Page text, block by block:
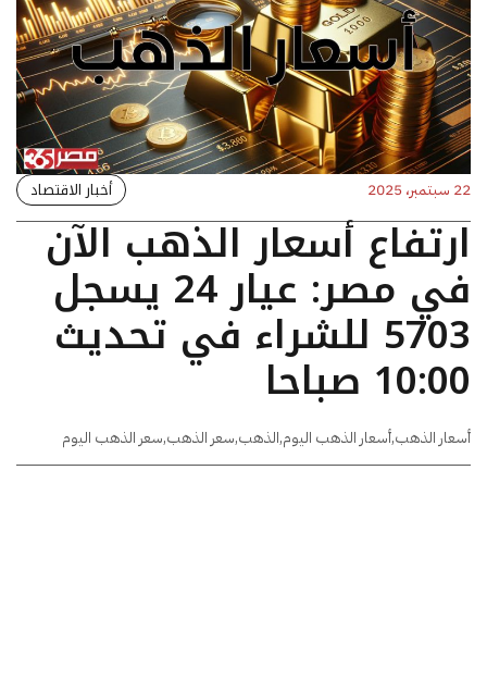
22 سبتمبر، 2025 أخبار الاقتصاد
ارتفاع أسعار الذهب الآن
في مصر: عيار 24 يسجل
5703 للشراء في تحديث
10:00 صباحا
أسعار الذهب,أسعار الذهب اليوم,الذهب,سعر الذهب,سعر الذهب اليوم